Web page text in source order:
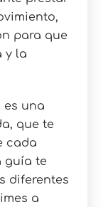
para que
y la
es una
que te
cada
guía te
diferentes
a